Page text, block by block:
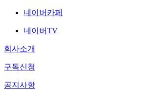
네이버카페
네이버TV
회사소개
구독신청
공지사항